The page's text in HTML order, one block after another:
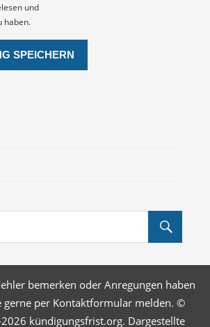
und
haben.
bemerken oder Anregungen haben
gerne per Kontaktformular melden. ©
kündigungsfrist.org. Dargestellte